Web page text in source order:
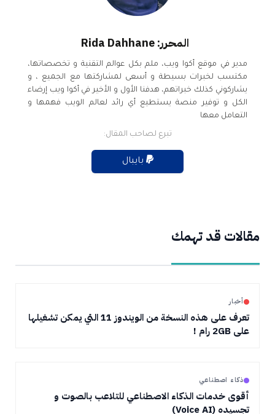
المحرر: Rida Dahhane
مدير في موقع أكوا ويب، ملم بكل عوالم التقنية و تخصصاتها،
مكتسب لخبرات بسيطة و أسعى لمشاركتها مع الجميع ، و
يشاركوني كذلك خبراتهم، هدفنا الأول و الأخير في أكوا ويب إرضاء
الكل و توفير منصة يستطيع أي رائد لعالم الويب فهمها و
التعامل معها
تبرع لصاحب المقال:
مقالات قد تهمك
أخبار
تعرف على هذه النسخة من الويندوز 11 التي يمكن تشغيلها
على 2GB رام !
ذكاء اصطناعي
أقوى خدمات الذكاء الاصطناعي للتلاعب بالصوت و
تجسيده (Voice AI)